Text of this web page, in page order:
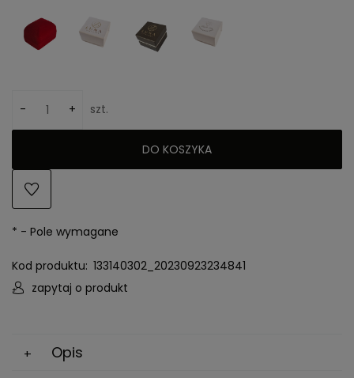
- + szt.
DO KOSZYKA
* - Pole wymagane
Kod produktu: 133140302_20230923234841
zapytaj o produkt
Opis